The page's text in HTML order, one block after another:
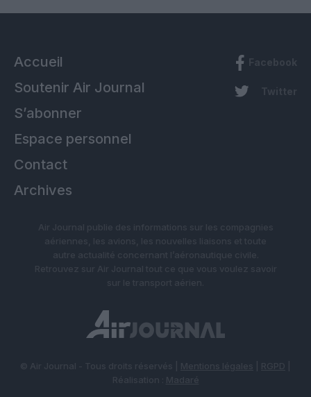
Accueil
Soutenir Air Journal
S’abonner
Espace personnel
Contact
Archives